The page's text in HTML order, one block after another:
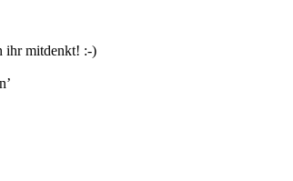
ihr mitdenkt! :-)
’